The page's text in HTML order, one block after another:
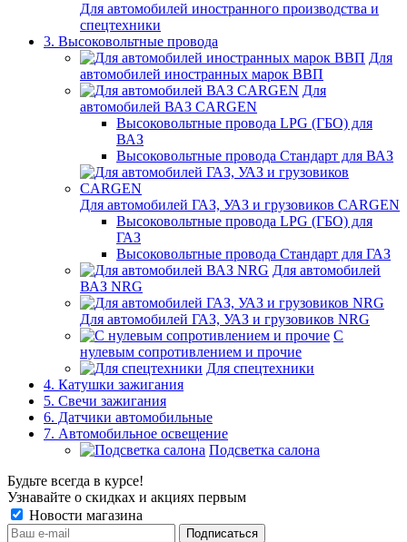
Для автомобилей иностранного производства и
спецтехники
3. Высоковольтные провода
Для
автомобилей иностранных марок ВВП
Для
автомобилей ВАЗ CARGEN
Высоковольтные провода LPG (ГБО) для
ВАЗ
Высоковольтные провода Стандарт для ВАЗ
Для автомобилей ГАЗ, УАЗ и грузовиков CARGEN
Высоковольтные провода LPG (ГБО) для
ГАЗ
Высоковольтные провода Стандарт для ГАЗ
Для автомобилей
ВАЗ NRG
Для автомобилей ГАЗ, УАЗ и грузовиков NRG
С
нулевым сопротивлением и прочие
Для спецтехники
4. Катушки зажигания
5. Свечи зажигания
6. Датчики автомобильные
7. Автомобильное освещение
Подсветка салона
Будьте всегда в курсе!
Узнавайте о скидках и акциях первым
Новости магазина